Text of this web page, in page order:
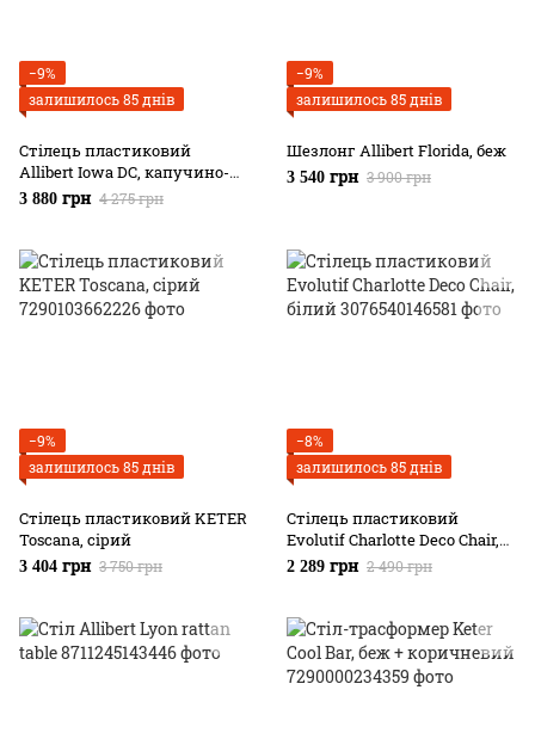
−9%
залишилось 85 днів
Стілець пластиковий
Allibert Iowa DC, капучино-
пісок
3 880 грн 4 275 грн
−9%
залишилось 85 днів
Шезлонг Allibert Florida, беж
3 540 грн 3 900 грн
−9%
залишилось 85 днів
Стілець пластиковий KETER
Toscana, сірий
3 404 грн 3 750 грн
−8%
залишилось 85 днів
Стілець пластиковий
Evolutif Charlotte Deco Chair,
білий
2 289 грн 2 490 грн